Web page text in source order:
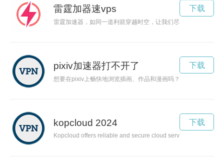
雷霆加器速vps
雷霆加速器，如同一道利箭穿越时空，让我们尽情感受速度的快
下载
pixiv加速器打不开了
想要在pixiv上畅快地浏览插画、作品和漫画吗？那就来试试
下载
kopcloud 2024
Kopcloud offers reliable and secure cloud services to help
下载